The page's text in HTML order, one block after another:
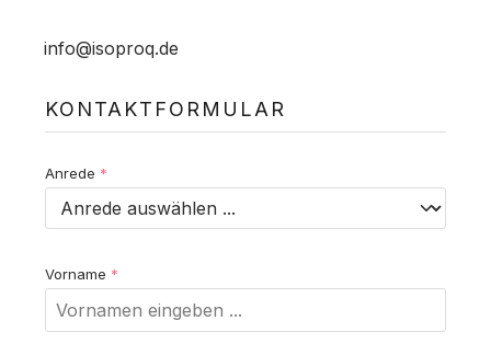
info@isoproq.de
KONTAKTFORMULAR
Anrede *
Vorname *